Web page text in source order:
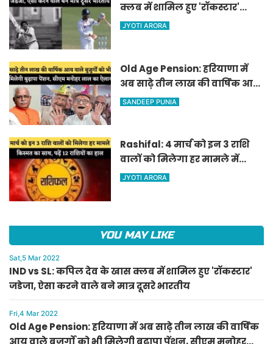
क्लब में शामिल हुए 'रॉकस्टार'
जडेजा, ऐसा करने वाले बने मात्र
JYOTI ARORA
Old Age Pension: हरियाणा में
अब साढ़े तीन लाख की वार्षिक आय
वाले बुजुर्गों को भी मिलेगी बुढ़ापा
SANDEEP PUNIA
Rashifal: 4 मार्च को इन 3 राशि
वालों को मिलेगा हर मामले में
किस्मत का साथ, पढ़ें 12 राशियों का
JYOTI ARORA
YOU MAY LIKE
Sat,5 Mar 2022
IND vs SL: कपिल देव के खास क्लब में शामिल हुए 'रॉकस्टार'
जडेजा, ऐसा करने वाले बने मात्र दूसरे भारतीय
Fri,4 Mar 2022
Old Age Pension: हरियाणा में अब साढ़े तीन लाख की वार्षिक
आय वाले बुजुर्गों को भी मिलेगी बुढ़ापा पेंशन, सीएम मनोहर